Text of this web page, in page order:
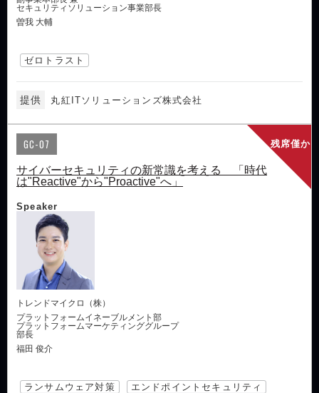
セキュリティソリューション事業部長
曽我 大輔
ゼロトラスト
提供 丸紅ITソリューションズ株式会社
残席僅か
GC-07
サイバーセキュリティの新常識を考える 「時代
は"Reactive"から"Proactive"へ」
Speaker
トレンドマイクロ（株）
プラットフォームイネーブルメント部
プラットフォームマーケティンググループ
部長
福田 俊介
ランサムウェア対策
エンドポイントセキュリティ